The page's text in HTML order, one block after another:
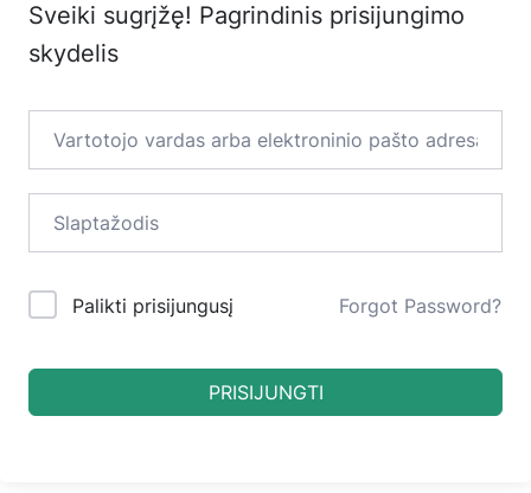
Sveiki sugrįžę! Pagrindinis prisijungimo
skydelis
Palikti prisijungusį Forgot Password?
PRISIJUNGTI